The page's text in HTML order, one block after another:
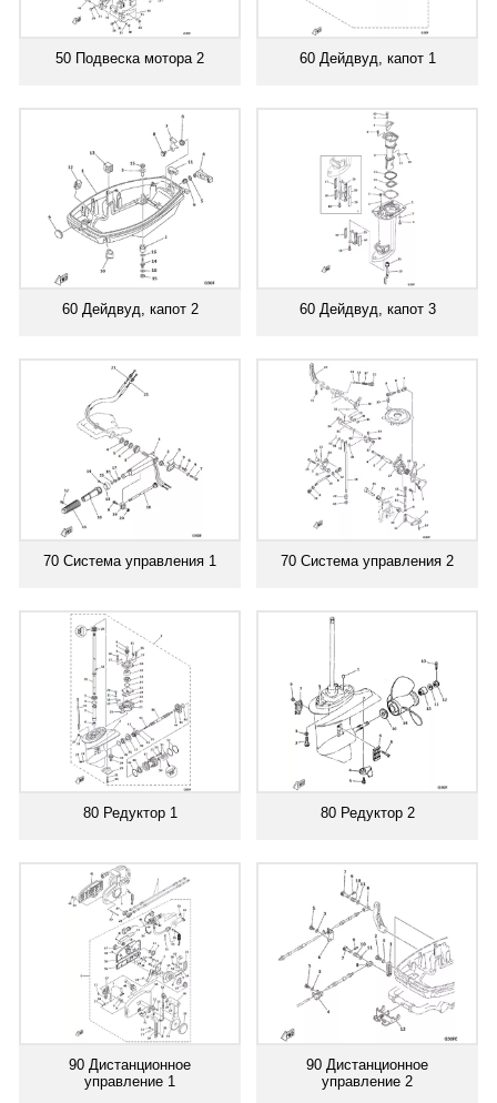
50 Подвеска мотора 2 60 Дейдвуд, капот 1
60 Дейдвуд, капот 2 60 Дейдвуд, капот 3
70 Система управления 1 70 Система управления 2
80 Редуктор 1 80 Редуктор 2
90 Дистанционное
управление 1
90 Дистанционное
управление 2